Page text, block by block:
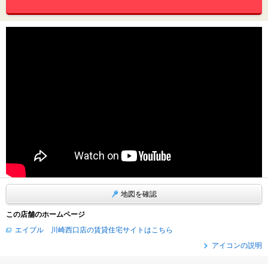
地図を確認
この店舗のホームページ
エイブル 川崎西口店の賃貸住宅サイトはこちら
アイコンの説明